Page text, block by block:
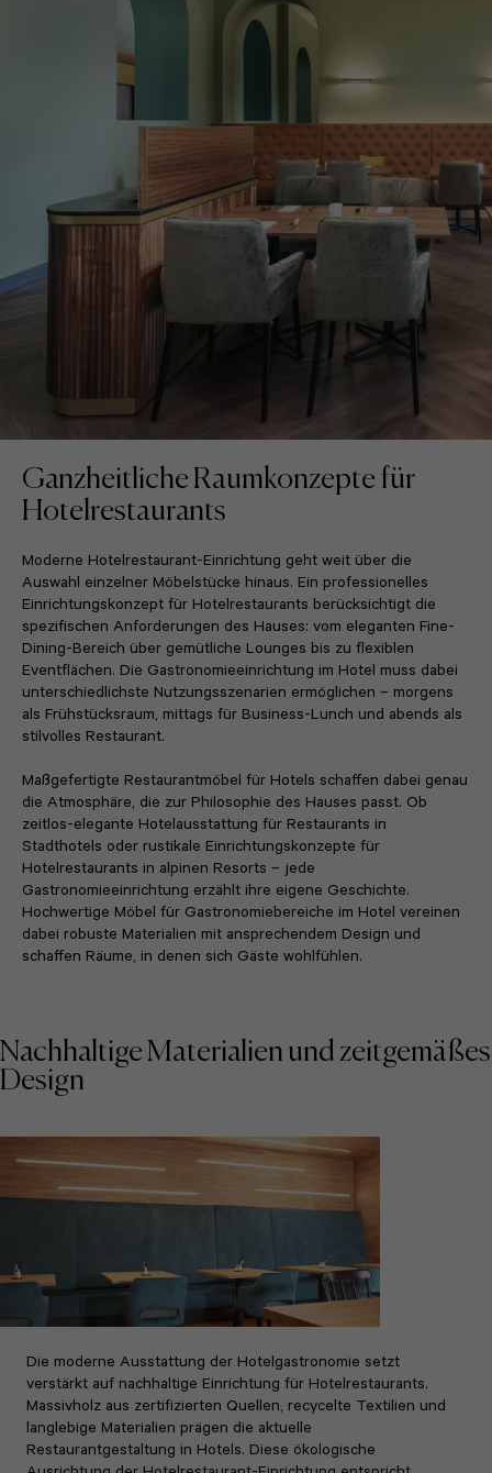
Ganzheitliche Raumkonzepte für
Hotelrestaurants
Moderne Hotelrestaurant-Einrichtung geht weit über die
Auswahl einzelner Möbelstücke hinaus. Ein professionelles
Einrichtungskonzept für Hotelrestaurants berücksichtigt die
spezifischen Anforderungen des Hauses: vom eleganten Fine-
Dining-Bereich über gemütliche Lounges bis zu flexiblen
Eventflächen. Die Gastronomieeinrichtung im Hotel muss dabei
unterschiedlichste Nutzungsszenarien ermöglichen – morgens
als Frühstücksraum, mittags für Business-Lunch und abends als
stilvolles Restaurant.
Maßgefertigte Restaurantmöbel für Hotels schaffen dabei genau
die Atmosphäre, die zur Philosophie des Hauses passt. Ob
zeitlos-elegante Hotelausstattung für Restaurants in
Stadthotels oder rustikale Einrichtungskonzepte für
Hotelrestaurants in alpinen Resorts – jede
Gastronomieeinrichtung erzählt ihre eigene Geschichte.
Hochwertige Möbel für Gastronomiebereiche im Hotel vereinen
dabei robuste Materialien mit ansprechendem Design und
schaffen Räume, in denen sich Gäste wohlfühlen.
Nachhaltige Materialien und zeitgemäßes
Design
Die moderne Ausstattung der Hotelgastronomie setzt
verstärkt auf nachhaltige Einrichtung für Hotelrestaurants.
Massivholz aus zertifizierten Quellen, recycelte Textilien und
langlebige Materialien prägen die aktuelle
Restaurantgestaltung in Hotels. Diese ökologische